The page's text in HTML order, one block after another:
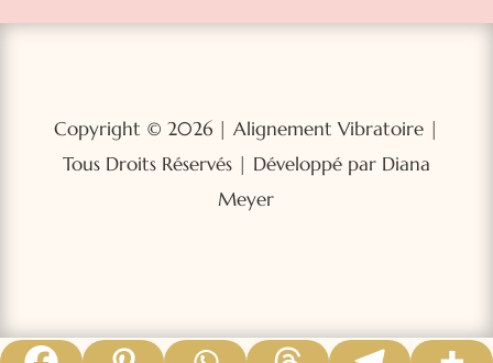
Copyright © 2026 | Alignement Vibratoire |
Tous Droits Réservés | Développé par Diana
Meyer